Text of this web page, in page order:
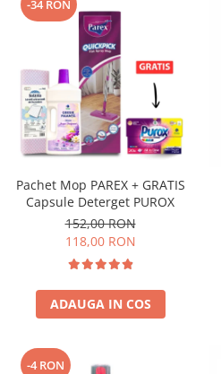
-34 RON
Pachet Mop PAREX + GRATIS
Capsule Deterget PUROX
152,00 RON
118,00 RON
ADAUGA IN COS
-4 RON